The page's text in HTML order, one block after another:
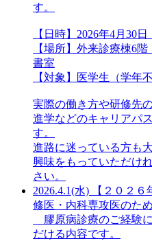
す。
【日時】2026年4月30
【場所】外来診療棟6
書室
【対象】医学生（学年不
実際の働き方や研修先
進学などのキャリアパ
す。
進路に迷っている方も
興味をもっていただけ
さい。
2026.4.1(水)
【２０２
修医・内科専攻医のた
膠原病診療のご経験
だける内容です。